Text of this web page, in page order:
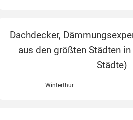
Dachdecker,
aus den größten Städten
Städte)
Winterthur